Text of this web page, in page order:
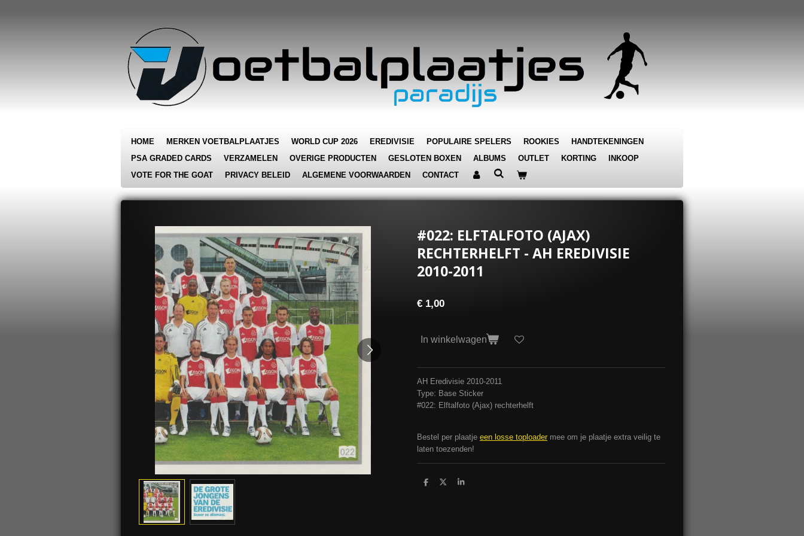
HOME MERKEN VOETBALPLAATJES WORLD CUP 2026 EREDIVISIE POPULAIRE SPELERS ROOKIES
HANDTEKENINGEN
PSA GRADED CARDS
VERZAMELEN OVERIGE PRODUCTEN GESLOTEN BOXEN ALBUMS OUTLET KORTING
INKOOP
VOTE FOR THE GOAT
PRIVACY BELEID ALGEMENE VOORWAARDEN CONTACT
#022: ELFTALFOTO (AJAX)
RECHTERHELFT - AH EREDIVISIE
2010-2011
€ 1,00
In winkelwagen
AH Eredivisie 2010-2011
Type: Base Sticker
#022: Elftalfoto (Ajax) rechterhelft
Bestel per plaatje een losse toploader mee om je plaatje extra veilig te
laten toezenden!
D
D
S